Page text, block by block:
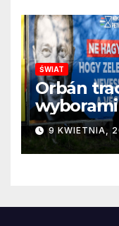
ŚWIAT
Orbán
9 KWIETNIA,